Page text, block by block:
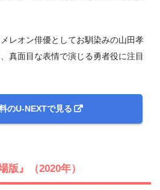
レオン俳優としてお馴染みの山田孝
真面目な表情で演じる勇者役に注目
のU-NEXTで見る
版』（2020年）